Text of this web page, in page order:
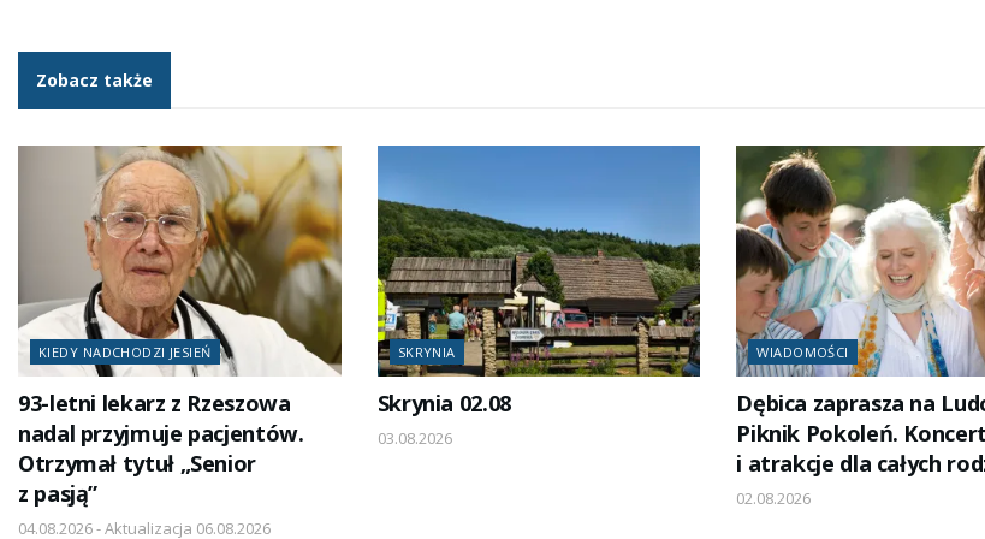
Zobacz także
KIEDY NADCHODZI JESIEŃ
93-letni lekarz z Rzeszowa
nadal przyjmuje pacjentów.
Otrzymał tytuł „Senior
z pasją”
04.08.2026 - Aktualizacja 06.08.2026
SKRYNIA
Skrynia 02.08
03.08.2026
WIADOMOŚCI
Dębica zaprasza na
Piknik Pokoleń.
i atrakcje dla całych
02.08.2026